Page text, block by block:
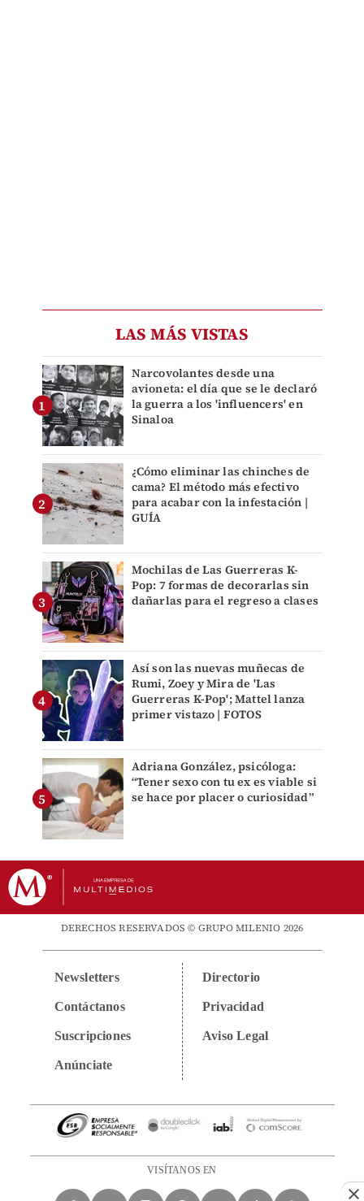
LAS MÁS VISTAS
Narcovolantes desde una
avioneta: el día que se le declaró
la guerra a los 'influencers' en
Sinaloa
¿Cómo eliminar las chinches de
cama? El método más efectivo
para acabar con la infestación |
GUÍA
Mochilas de Las Guerreras K-
Pop: 7 formas de decorarlas sin
dañarlas para el regreso a clases
Así son las nuevas muñecas de
Rumi, Zoey y Mira de 'Las
Guerreras K-Pop'; Mattel lanza
primer vistazo | FOTOS
Adriana González, psicóloga:
“Tener sexo con tu ex es viable si
se hace por placer o curiosidad”
DERECHOS RESERVADOS © GRUPO MILENIO 2026
Newsletters
Contáctanos
Suscripciones
Anúnciate
Directorio
Privacidad
Aviso Legal
VISÍTANOS EN